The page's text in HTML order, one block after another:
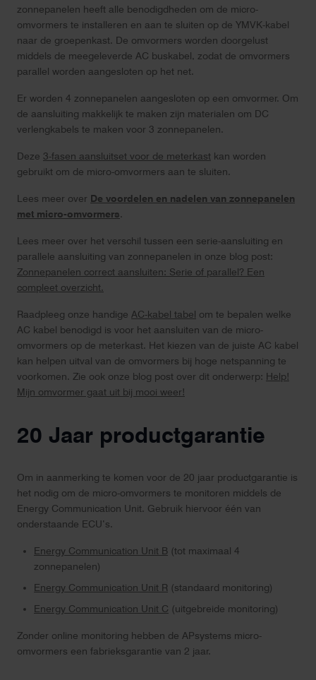
zonnepanelen heeft alle benodigdheden om de micro-
omvormers te installeren en aan te sluiten op de YMVK-kabel
naar de groepenkast. De omvormers worden doorgelust
middels de meegeleverde AC buskabel, zodat de omvormers
parallel worden aangesloten op het net.
Er worden 4 zonnepanelen aangesloten op een omvormer. Om
de aansluiting makkelijk te maken zijn materialen om DC
verlengkabels te maken voor 3 zonnepanelen.
Deze 3-fasen aansluitset voor de meterkast kan worden
gebruikt om de micro-omvormers aan te sluiten.
Lees meer over De voordelen en nadelen van zonnepanelen
met micro-omvormers.
Lees meer over het verschil tussen een serie-aansluiting en
parallele aansluiting van zonnepanelen in onze blog post:
Zonnepanelen correct aansluiten: Serie of parallel? Een
compleet overzicht.
Raadpleeg onze handige AC-kabel tabel om te bepalen welke
AC kabel benodigd is voor het aansluiten van de micro-
omvormers op de meterkast. Het kiezen van de juiste AC kabel
kan helpen uitval van de omvormers bij hoge netspanning te
voorkomen. Zie ook onze blog post over dit onderwerp: Help!
Mijn omvormer gaat uit bij mooi weer!
20 Jaar productgarantie
Om in aanmerking te komen voor de 20 jaar productgarantie is
het nodig om de micro-omvormers te monitoren middels de
Energy Communication Unit. Gebruik hiervoor één van
onderstaande ECU’s.
Energy Communication Unit B (tot maximaal 4
zonnepanelen)
Energy Communication Unit R (standaard monitoring)
Energy Communication Unit C (uitgebreide monitoring)
Zonder online monitoring hebben de APsystems micro-
omvormers een fabrieksgarantie van 2 jaar.